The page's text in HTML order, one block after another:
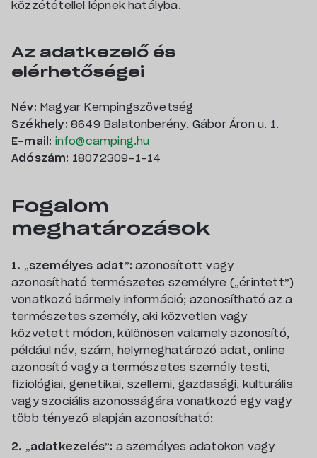
közzététellel lépnek hatályba.
Az adatkezelő és
elérhetőségei
Név: Magyar Kempingszövetség
Székhely: 8649 Balatonberény, Gábor Áron u. 1.
E-mail: info@camping.hu
Adószám: 18072309-1-14
Fogalom
meghatározások
1. „személyes adat”: azonosított vagy
azonosítható természetes személyre („érintett”)
vonatkozó bármely információ; azonosítható az a
természetes személy, aki közvetlen vagy
közvetett módon, különösen valamely azonosító,
például név, szám, helymeghatározó adat, online
azonosító vagy a természetes személy testi,
fiziológiai, genetikai, szellemi, gazdasági, kulturális
vagy szociális azonosságára vonatkozó egy vagy
több tényező alapján azonosítható;
2. „adatkezelés”: a személyes adatokon vagy